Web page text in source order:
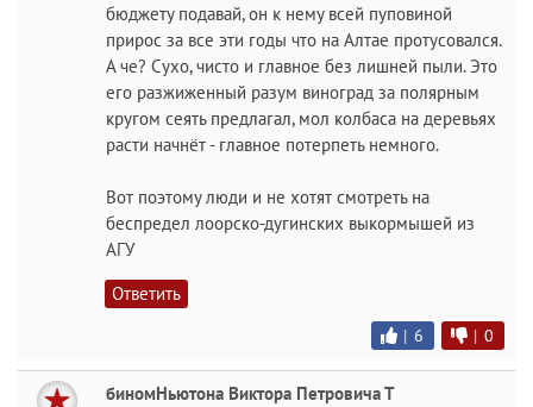
бюджету подавай, он к нему всей пуповиной
прирос за все эти годы что на Алтае протусовался.
А че? Сухо, чисто и главное без лишней пыли. Это
его разжиженный разум виноград за полярным
кругом сеять предлагал, мол колбаса на деревьях
расти начнёт - главное потерпеть немного.
Вот поэтому люди и не хотят смотреть на
беспредел лоорско-дугинских выкормышей из
АГУ
Ответить
| 6 | 0
биномНьютона Виктора Петровича Т